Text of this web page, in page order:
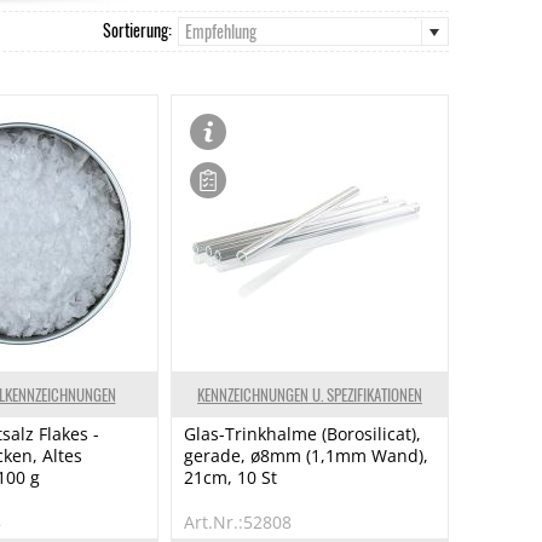
Sortierung: Empfehlung
Flakes -
Altes
g
KENNZEICHNUNGEN U. SPEZIFIKATIONEN
Glas-Trinkhalme (Borosilicat),
gerade, ø8mm (1,1mm Wand),
21cm, 10 St
Art.Nr.:52808